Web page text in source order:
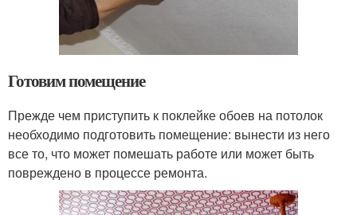
Готовим помещение
Прежде чем приступить к поклейке обоев на потолок
необходимо подготовить помещение: вынести из него
все то, что может помешать работе или может быть
повреждено в процессе ремонта.